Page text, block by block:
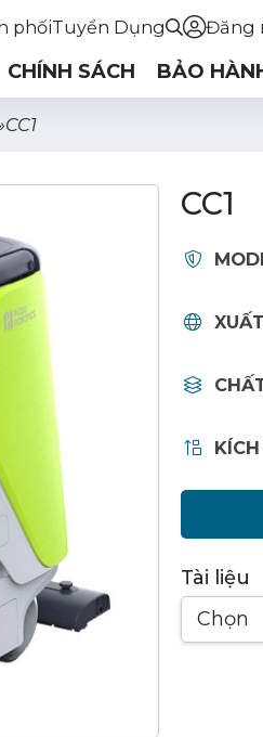
phốiTuyển Dụng Đăng
CHÍNH SÁCH BẢO
CC1
CC1
Tài liệu
Chọn